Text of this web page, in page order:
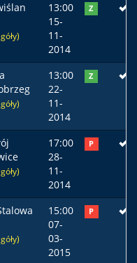
13:00
15-
11-
2014
Z
13:00
22-
11-
2014
Z
17:00
28-
11-
2014
P
15:00
07-
03-
2015
P